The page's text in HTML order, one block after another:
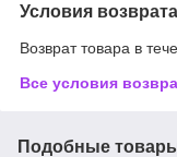
Условия возврата
Возврат товара в
Все условия
Подобные